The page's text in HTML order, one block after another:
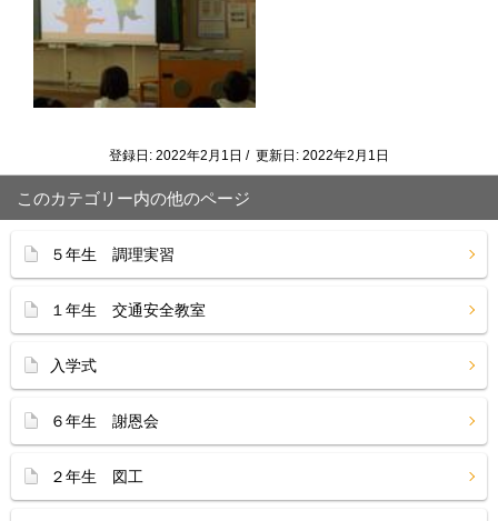
登録日: 2022年2月1日 / 更新日: 2022年2月1日
このカテゴリー内の他のページ
５年生 調理実習
１年生 交通安全教室
入学式
６年生 謝恩会
２年生 図工